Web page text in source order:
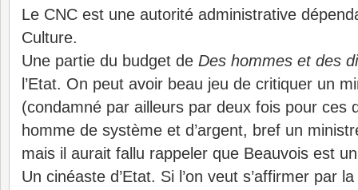
Le CNC est une autorité administrative
Culture.
Une partie du budget de Des hommes et des
l’Etat. On peut avoir beau jeu de critiquer un
(condamné par ailleurs par deux fois pour ces
homme de système et d’argent, bref un
mais il aurait fallu rappeler que Beauvois est
Un cinéaste d’Etat. Si l’on veut s’affirmer par